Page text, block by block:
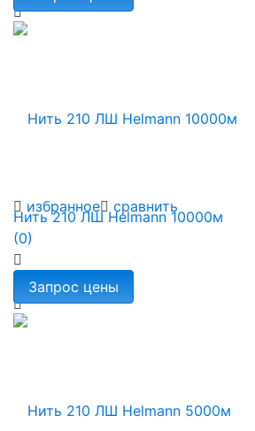
избранное сравнить
Нить 210 ЛШ Helmann 10000м
(0)